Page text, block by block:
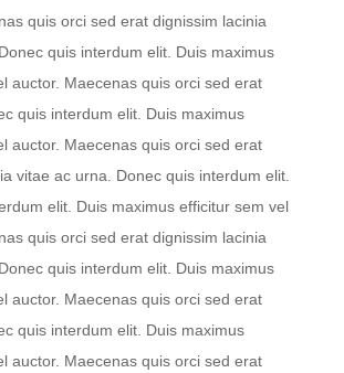
quis orci sed erat dignissim lacinia
quis interdum elit. Duis maximus
auctor. Maecenas quis orci sed erat
quis interdum elit. Duis maximus
auctor. Maecenas quis orci sed erat
vitae ac urna. Donec quis interdum elit.
elit. Duis maximus efficitur sem vel
quis orci sed erat dignissim lacinia
quis interdum elit. Duis maximus
auctor. Maecenas quis orci sed erat
quis interdum elit. Duis maximus
auctor. Maecenas quis orci sed erat